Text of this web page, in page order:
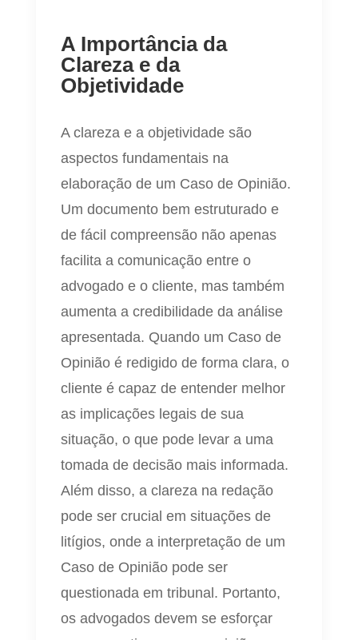
A Importância da
Clareza e da
Objetividade
A clareza e a objetividade são
aspectos fundamentais na
elaboração de um Caso de Opinião.
Um documento bem estruturado e
de fácil compreensão não apenas
facilita a comunicação entre o
advogado e o cliente, mas também
aumenta a credibilidade da análise
apresentada. Quando um Caso de
Opinião é redigido de forma clara, o
cliente é capaz de entender melhor
as implicações legais de sua
situação, o que pode levar a uma
tomada de decisão mais informada.
Além disso, a clareza na redação
pode ser crucial em situações de
litígios, onde a interpretação de um
Caso de Opinião pode ser
questionada em tribunal. Portanto,
os advogados devem se esforçar